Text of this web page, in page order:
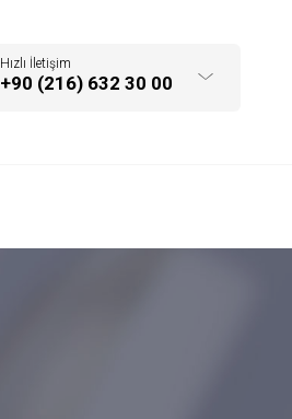
Hızlı İletişim
+90 (216) 632 30 00